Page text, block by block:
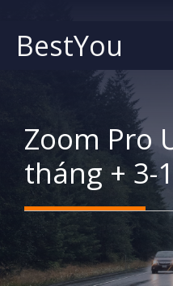
đến
nộiBestYou
Zoom Pro
tháng + 3-